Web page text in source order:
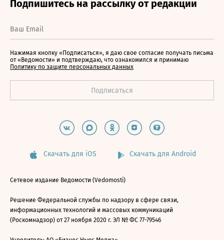
Нажимая кнопку «Подписаться», я даю свое согласие получать письма
от «Ведомости» и подтверждаю, что ознакомился и принимаю
Политику по защите персональных данных
Скачать для iOS Скачать для Android
Сетевое издание Ведомости (Vedomosti)
Решение Федеральной службы по надзору в сфере связи,
информационных технологий и массовых коммуникаций
(Роскомнадзор) от 27 ноября 2020 г. ЭЛ № ФС 77-79546